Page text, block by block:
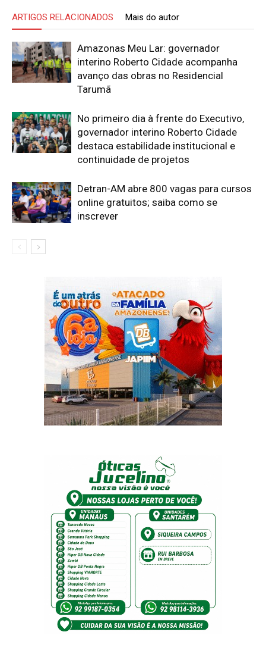
ARTIGOS RELACIONADOS Mais do autor
Amazonas Meu Lar: governador
interino Roberto Cidade acompanha
avanço das obras no Residencial
Tarumã
No primeiro dia à frente do Executivo,
governador interino Roberto Cidade
destaca estabilidade institucional e
continuidade de projetos
Detran-AM abre 800 vagas para cursos
online gratuitos; saiba como se
inscrever